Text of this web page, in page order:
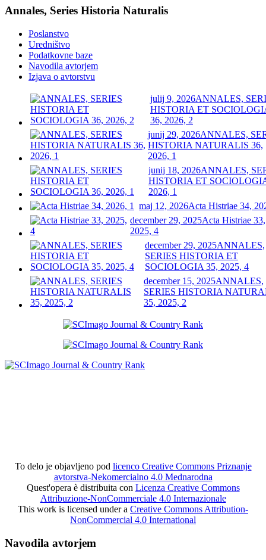
Annales, Series Historia Naturalis
Poslanstvo
Uredništvo
Podatkovne baze
Navodila avtorjem
Izjava o avtorstvu
julij 9, 2026ANNALES,
HISTORIA ET
36, 2026, 2
junij 29, 2026ANNALES,
HISTORIA NATURALIS 36,
2026, 1
junij 18, 2026ANNALES,
HISTORIA ET
2026, 1
maj 12, 2026Acta Histriae 34,
december 29, 2025Acta Histriae 33,
2025, 4
december 29, 2025ANNALES,
SERIES HISTORIA ET
SOCIOLOGIA 35, 2025, 4
december 15, 2025ANNALES,
SERIES HISTORIA
35, 2025, 2
To delo je objavljeno pod licenco Creative Commons Priznanje
avtorstva-Nekomercialno 4.0 Mednarodna
Quest'opera è distribuita con Licenza Creative Commons
Attribuzione-NonCommerciale 4.0 Internazionale
This work is licensed under a Creative Commons Attribution-
NonCommercial 4.0 International
Navodila avtorjem